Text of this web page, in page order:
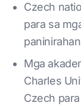
Czech
para sa
Mga
Charles
Czech